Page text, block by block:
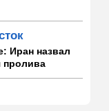
Иран назвал
пролива